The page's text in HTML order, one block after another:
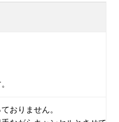
おりません。